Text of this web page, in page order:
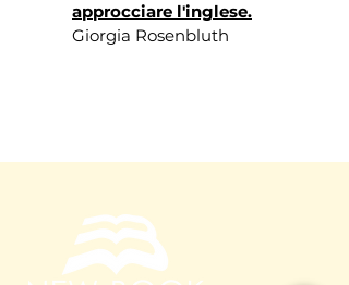
approcciare l'inglese.
Giorgia Rosenbluth